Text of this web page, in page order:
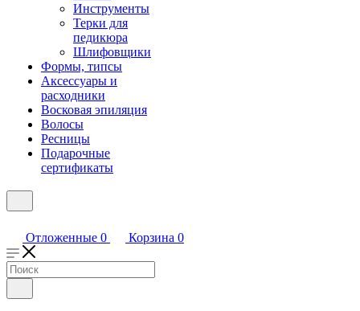
Инструменты
Терки для
педикюра
Шлифовщики
Формы, типсы
Аксессуары и
расходники
Восковая эпиляция
Волосы
Ресницы
Подарочные
сертификаты
Отложенные 0 Корзина 0